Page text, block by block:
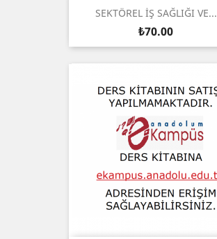
SEKTÖREL İŞ SAĞLIĞI VE...
Price
₺70.00